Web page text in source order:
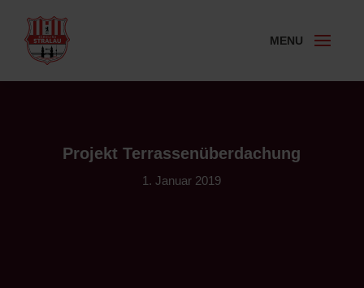
Projekt Terrassenüberdachung
1. Januar 2019